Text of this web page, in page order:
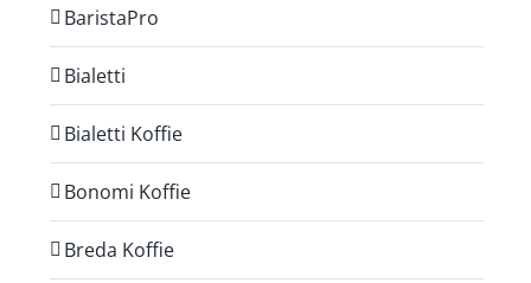
BaristaPro
Bialetti
Bialetti Koffie
Bonomi Koffie
Breda Koffie